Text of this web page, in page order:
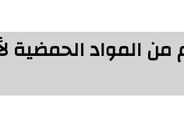
المواد الحمضية